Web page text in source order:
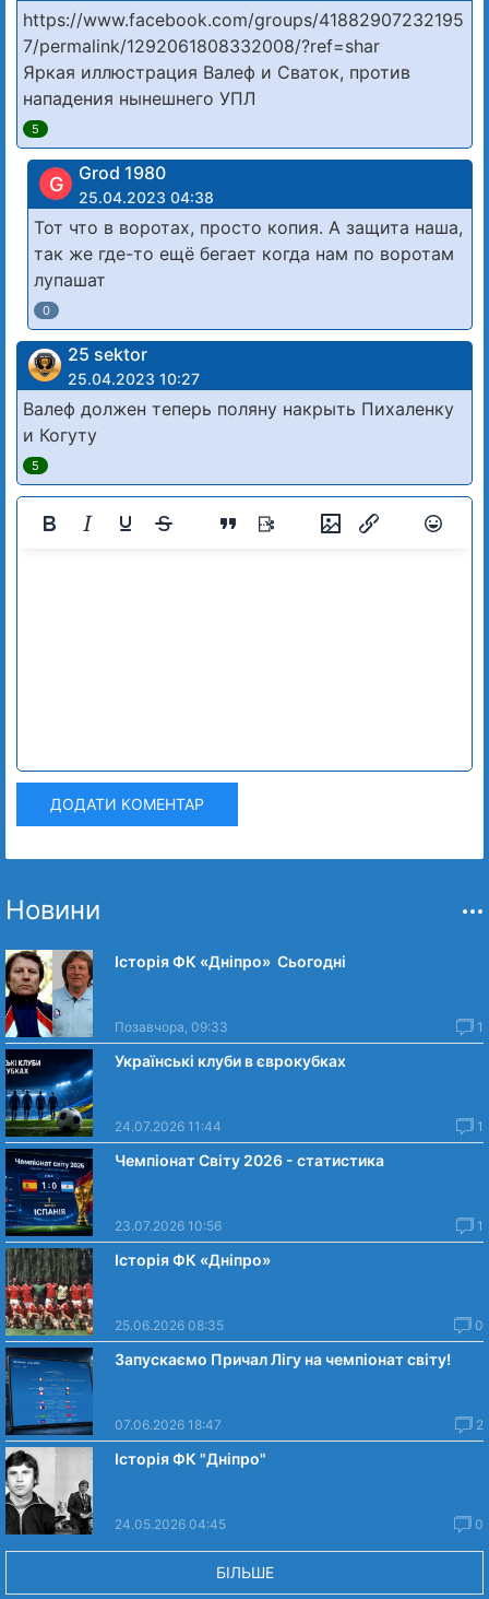
https://www.facebook.com/groups/41882907232195
7/permalink/1292061808332008/?ref=shar
Яркая иллюстрация Валеф и Сваток, против
нападения нынешнего УПЛ
5
G Grod 1980
25.04.2023 04:38
Тот что в воротах, просто копия. А защита наша,
так же где-то ещё бегает когда нам по воротам
лупашат
0
25 sektor
25.04.2023 10:27
Валеф должен теперь поляну накрыть Пихаленку
и Когуту
5
ДОДАТИ КОМЕНТАР
Новини
Історія ФК «Дніпро» Сьогодні
Позавчора, 09:33 1
Українські клуби в єврокубках
24.07.2026 11:44 1
Чемпіонат Світу 2026 - статистика
23.07.2026 10:56 1
Історія ФК «Дніпро»
25.06.2026 08:35 0
Запускаємо Причал Лігу на чемпіонат світу!
07.06.2026 18:47 2
Історія ФК "Дніпро"
24.05.2026 04:45 0
БІЛЬШЕ